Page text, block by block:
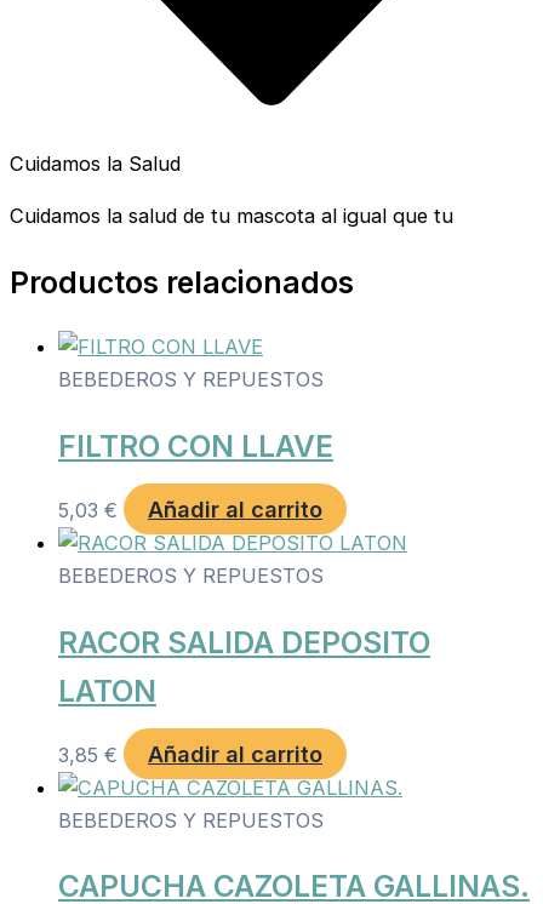
Cuidamos la Salud
Cuidamos la salud de tu mascota al igual que tu
Productos relacionados
BEBEDEROS Y REPUESTOS
FILTRO CON LLAVE
5,03 € Añadir al carrito
BEBEDEROS Y REPUESTOS
RACOR SALIDA DEPOSITO
LATON
3,85 € Añadir al carrito
BEBEDEROS Y REPUESTOS
CAPUCHA CAZOLETA GALLINAS.